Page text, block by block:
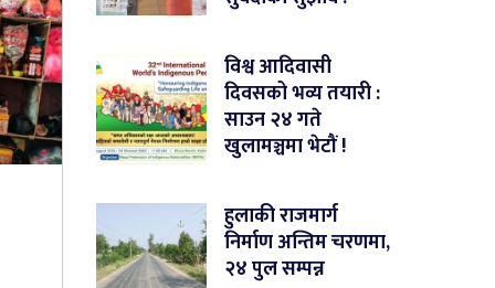
विश्व आदिवासी
दिवसको भव्य तयारी :
साउन २४ गते
खुलामञ्चमा भेटौं !
हुलाकी राजमार्ग
निर्माण अन्तिम चरणमा,
२४ पुल सम्पन्न